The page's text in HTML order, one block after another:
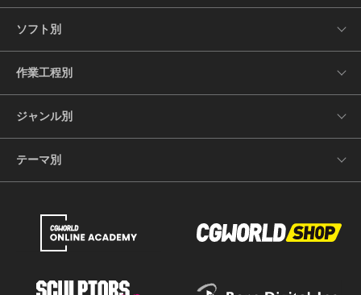
ソフト別
作業工程別
ジャンル別
テーマ別